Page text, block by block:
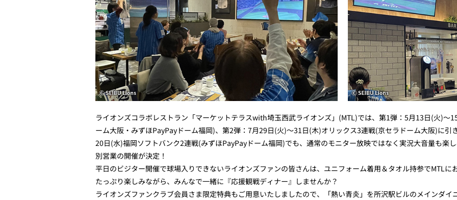
ライオンズコラボレストラン「マーケットテラスwith埼玉西武ライオンズ」(MTL)では、第1弾：5月13日(火)～
ーム大阪・みずほPayPayドーム福岡)、第2弾：7月29日(火)～31日(木)オリックス3連戦(京セラドーム大阪)に
20日(水)福岡ソフトバンク2連戦(みずほPayPayドーム福岡)でも、通常のモニター放映ではなく実況大音量も楽
別営業の開催が決定！
平日のビジター開催で球場入りできないライオンズファンの皆さんは、ユニフォーム着用＆タオル持参でMTLに
たっぷり楽しみながら、みんなで一緒に『応援観戦ディナー』しませんか？
ライオンズファンクラブ会員さま限定特典もご用意いたしましたので、「熱い青炎」を所沢駅ビルのメインダイ